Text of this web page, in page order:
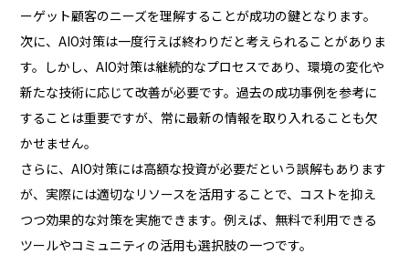
ーゲット顧客のニーズを理解することが成功の鍵となります。
次に、AIO対策は一度行えば終わりだと考えられることがありま
す。しかし、AIO対策は継続的なプロセスであり、環境の変化や
新たな技術に応じて改善が必要です。過去の成功事例を参考に
することは重要ですが、常に最新の情報を取り入れることも欠
かせません。
さらに、AIO対策には高額な投資が必要だという誤解もあります
が、実際には適切なリソースを活用することで、コストを抑え
つつ効果的な対策を実施できます。例えば、無料で利用できる
ツールやコミュニティの活用も選択肢の一つです。